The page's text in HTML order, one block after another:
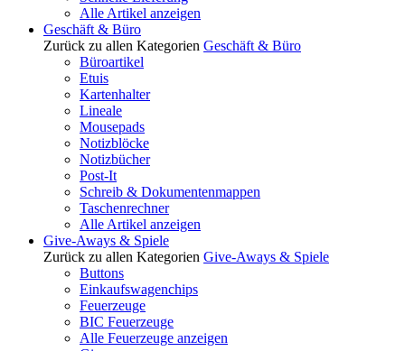
Alle Artikel anzeigen
Geschäft & Büro
Zurück zu allen Kategorien Geschäft & Büro
Büroartikel
Etuis
Kartenhalter
Lineale
Mousepads
Notizblöcke
Notizbücher
Post-It
Schreib & Dokumentenmappen
Taschenrechner
Alle Artikel anzeigen
Give-Aways & Spiele
Zurück zu allen Kategorien Give-Aways & Spiele
Buttons
Einkaufswagenchips
Feuerzeuge
BIC Feuerzeuge
Alle Feuerzeuge anzeigen